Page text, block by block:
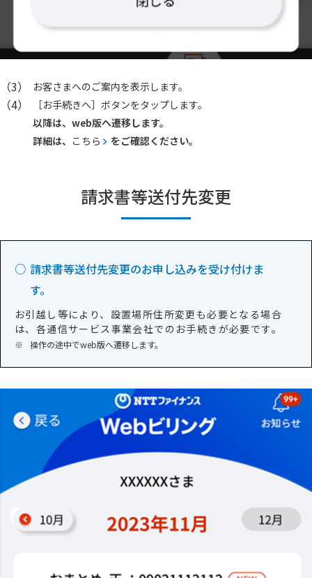
（3） お客さまへのご案内を表示します。
（4）
［お手続きへ］ボタンをタップします。
以降は、web版へ遷移します。
詳細は、 こちら をご確認ください。
請求書等送付先変更
○ 請求書等送付先変更のお申し込みを受け付けま
す。
お引越し等により、設置場所住所変更も必要となる場合
は、各通信サービス事業会社でのお手続きが必要です。
※ 操作の途中でweb版へ遷移します。